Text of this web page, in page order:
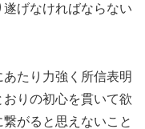
げなければならない
たり力強く所信表明
りの初心を貫いて欲
がると思えないこと